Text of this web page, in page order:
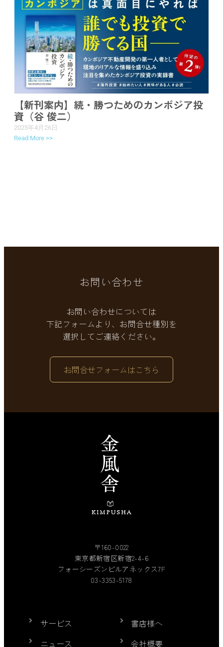
【新刊案内】続・勝つためのカンボジア投
資（谷 俊二）
2025年4月26日
Read More >>
お問い合わせ
お問い合わせについては
下記フォームより、お問合せ種別を
選択してご連絡ください。
お問合せフォームはこちら
〒160-0022
東京都新宿区新宿2-4-6
フォーシーズンビルアネックス7F
03-3353-5178
サービス
ニュース
書店様へ
会社概要